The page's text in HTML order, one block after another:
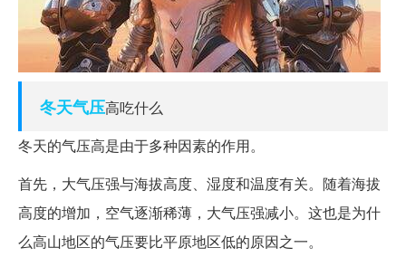
冬天气压高吃什么
冬天的气压高是由于多种因素的作用。
首先，大气压强与海拔高度、湿度和温度有关。随着海拔
高度的增加，空气逐渐稀薄，大气压强减小。这也是为什
么高山地区的气压要比平原地区低的原因之一。